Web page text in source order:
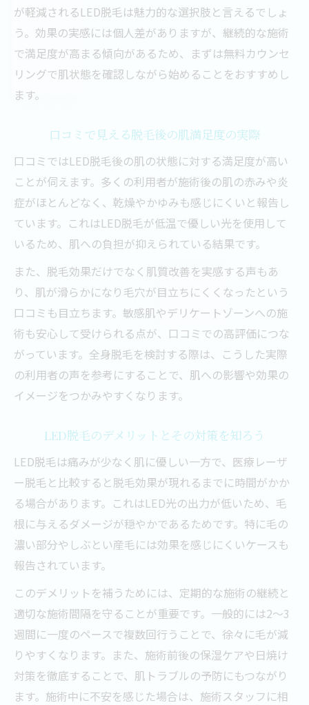
が軽減されるLED脱毛は魅力的な選択肢と言えるでしょ
う。効果の実感には個人差がありますが、継続的な施術
で満足度が高まる傾向があるため、まずは無料カウンセ
リングで肌状態を確認しながら始めることをおすすめし
ます。
口コミで見える脱毛後の肌満足度の実際
口コミではLED脱毛後の肌の状態に対する満足度が高い
ことが伺えます。多くの利用者が施術後の肌の赤みや炎
症がほとんどなく、乾燥やかゆみも感じにくいと報告し
ています。これはLED脱毛が低温で優しい光を使用して
いるため、肌への負担が抑えられている結果です。
また、脱毛効果だけでなく肌質改善を実感する声もあ
り、肌が滑らかになり毛穴が目立ちにくくなったという
口コミも目立ちます。敏感肌やデリケートゾーンへの施
術も安心して受けられる点が、口コミでの高評価につな
がっています。全身脱毛を検討する際は、こうした実際
の利用者の声を参考にすることで、肌への影響や効果の
イメージをつかみやすくなります。
LED脱毛のデメリットとその対策を知ろう
LED脱毛は痛みが少なく肌に優しい一方で、医療レーザ
ー脱毛と比較すると脱毛効果が現れるまでに時間がかか
る場合があります。これはLED光の出力が低いため、毛
根に与えるダメージが穏やかであるためです。特に毛の
濃い部分やしぶとい産毛には効果を感じにくいケースも
報告されています。
このデメリットを補うためには、定期的な施術の継続と
適切な施術間隔を守ることが重要です。一般的には2～3
週間に一度のペースで複数回行うことで、徐々に毛が減
りやすくなります。また、施術前後の保湿ケアや日焼け
対策を徹底することで、肌トラブルの予防にもつながり
ます。施術中に不安を感じた場合は、施術スタッフに相